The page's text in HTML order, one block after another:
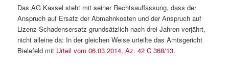
Das AG Kassel steht mit seiner Rechtsauffassung, dass der
Anspruch auf Ersatz der Abmahnkosten und der Anspruch auf
Lizenz-Schadensersatz grundsätzlich nach drei Jahren verjährt,
nicht alleine da: In der gleichen Weise urteilte das Amtsgericht
Bielefeld mit Urteil vom 06.03.2014, Az. 42 C 368/13.